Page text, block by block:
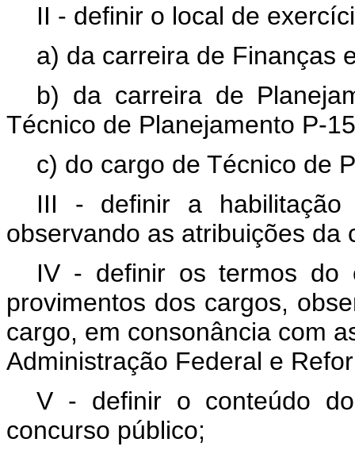
II - definir o local de
a) da carreira de Finanças
b) da carreira de
Técnico de Planejamento P-
c) do cargo de Técnico de
III - definir a habilitação
observando as atribuições da
IV - definir os termos do
provimentos dos cargos,
cargo, em consonância com
Administração Federal e
V - definir o conteúdo
concurso público;